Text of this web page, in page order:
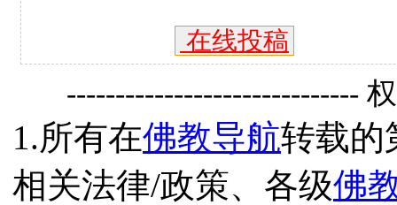
在线投稿
------------------------------
1.所有在佛教导航转载的
相关法律/政策、各级佛